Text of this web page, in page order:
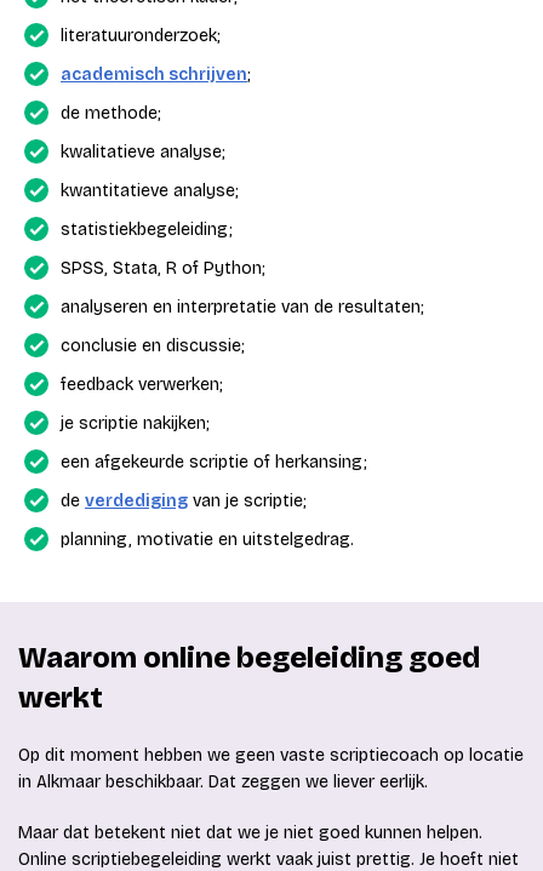
literatuuronderzoek;
academisch schrijven;
de methode;
kwalitatieve analyse;
kwantitatieve analyse;
statistiekbegeleiding;
SPSS, Stata, R of Python;
analyseren en interpretatie van de resultaten;
conclusie en discussie;
feedback verwerken;
je scriptie nakijken;
een afgekeurde scriptie of herkansing;
de verdediging van je scriptie;
planning, motivatie en uitstelgedrag.
Waarom online begeleiding goed
werkt
Op dit moment hebben we geen vaste scriptiecoach op locatie
in Alkmaar beschikbaar. Dat zeggen we liever eerlijk.
Maar dat betekent niet dat we je niet goed kunnen helpen.
Online scriptiebegeleiding werkt vaak juist prettig. Je hoeft niet